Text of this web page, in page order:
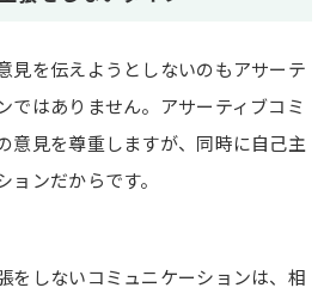
見を伝えようとしないのもアサーテ
ではありません。アサーティブコミ
意見を尊重しますが、同時に自己主
ンだからです。
をしないコミュニケーションは、相